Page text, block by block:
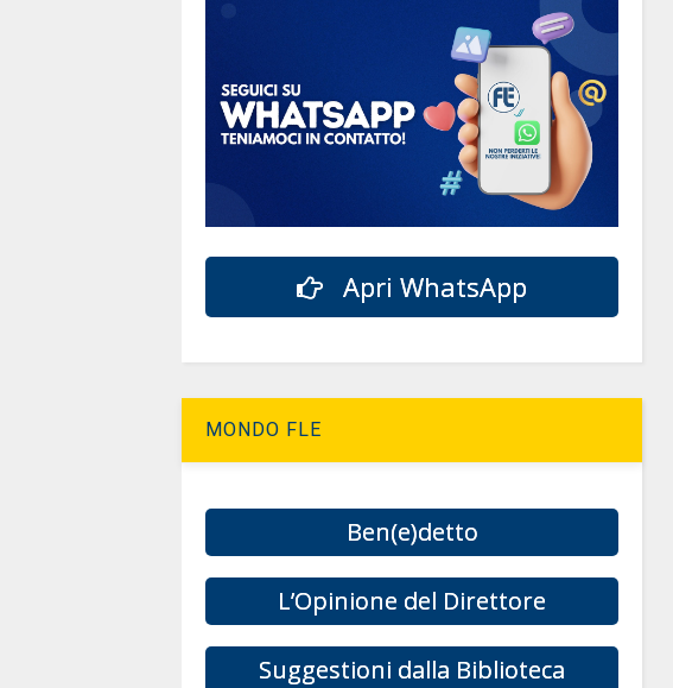
Apri WhatsApp
MONDO FLE
Ben(e)detto
L’Opinione del Direttore
Suggestioni dalla Biblioteca